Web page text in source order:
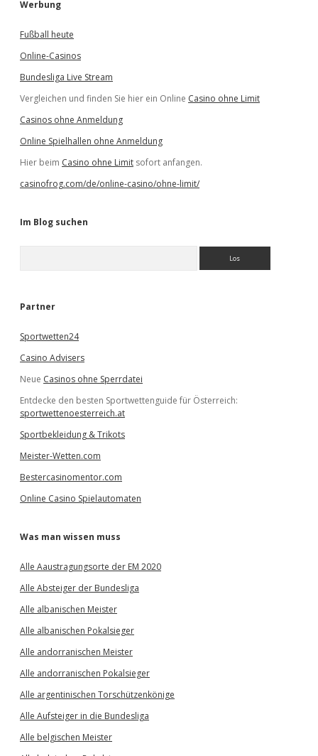
Werbung
Fußball heute
Online-Casinos
Bundesliga Live Stream
Vergleichen und finden Sie hier ein Online Casino ohne Limit
Casinos ohne Anmeldung
Online Spielhallen ohne Anmeldung
Hier beim Casino ohne Limit sofort anfangen.
casinofrog.com/de/online-casino/ohne-limit/
Im Blog suchen
e
Partner
Sportwetten24
Casino Advisers
Neue Casinos ohne Sperrdatei
Entdecke den besten Sportwettenguide für Österreich:
sportwettenoesterreich.at
Sportbekleidung & Trikots
Meister-Wetten.com
Bestercasinomentor.com
Online Casino Spielautomaten
Was man wissen muss
Alle Aaustragungsorte der EM 2020
Alle Absteiger der Bundesliga
Alle albanischen Meister
Alle albanischen Pokalsieger
Alle andorranischen Meister
Alle andorranischen Pokalsieger
Alle argentinischen Torschützenkönige
Alle Aufsteiger in die Bundesliga
Alle belgischen Meister